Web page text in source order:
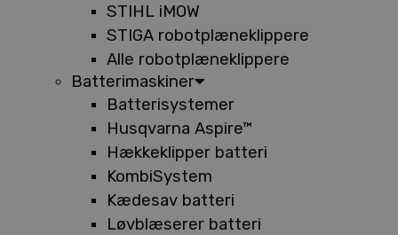
STIHL iMOW
STIGA robotplæneklippere
Alle robotplæneklippere
Batterimaskiner
Batterisystemer
Husqvarna Aspire™
Hækkeklipper batteri
KombiSystem
Kædesav batteri
Løvblæserer batteri